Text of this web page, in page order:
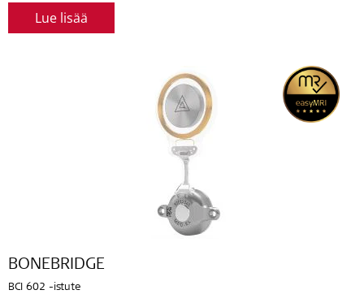
Lue lisää
BONEBRIDGE
BCI 602 -istute